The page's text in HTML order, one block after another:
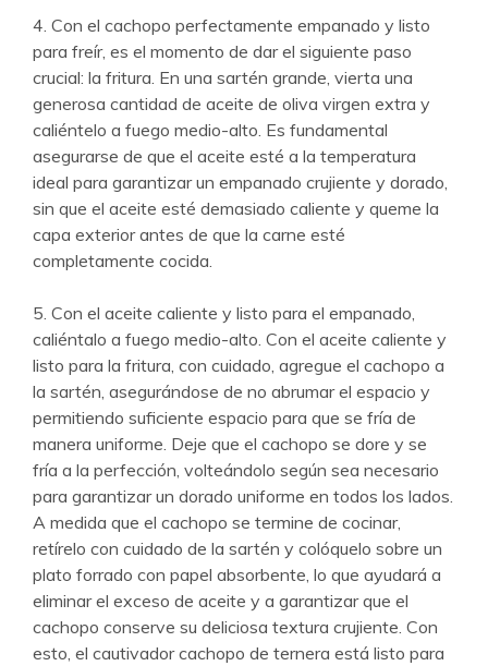
4. Con el cachopo perfectamente empanado y listo
para freír, es el momento de dar el siguiente paso
crucial: la fritura. En una sartén grande, vierta una
generosa cantidad de aceite de oliva virgen extra y
caliéntelo a fuego medio-alto. Es fundamental
asegurarse de que el aceite esté a la temperatura
ideal para garantizar un empanado crujiente y dorado,
sin que el aceite esté demasiado caliente y queme la
capa exterior antes de que la carne esté
completamente cocida.
5. Con el aceite caliente y listo para el empanado,
caliéntalo a fuego medio-alto. Con el aceite caliente y
listo para la fritura, con cuidado, agregue el cachopo a
la sartén, asegurándose de no abrumar el espacio y
permitiendo suficiente espacio para que se fría de
manera uniforme. Deje que el cachopo se dore y se
fría a la perfección, volteándolo según sea necesario
para garantizar un dorado uniforme en todos los lados.
A medida que el cachopo se termine de cocinar,
retírelo con cuidado de la sartén y colóquelo sobre un
plato forrado con papel absorbente, lo que ayudará a
eliminar el exceso de aceite y a garantizar que el
cachopo conserve su deliciosa textura crujiente. Con
esto, el cautivador cachopo de ternera está listo para